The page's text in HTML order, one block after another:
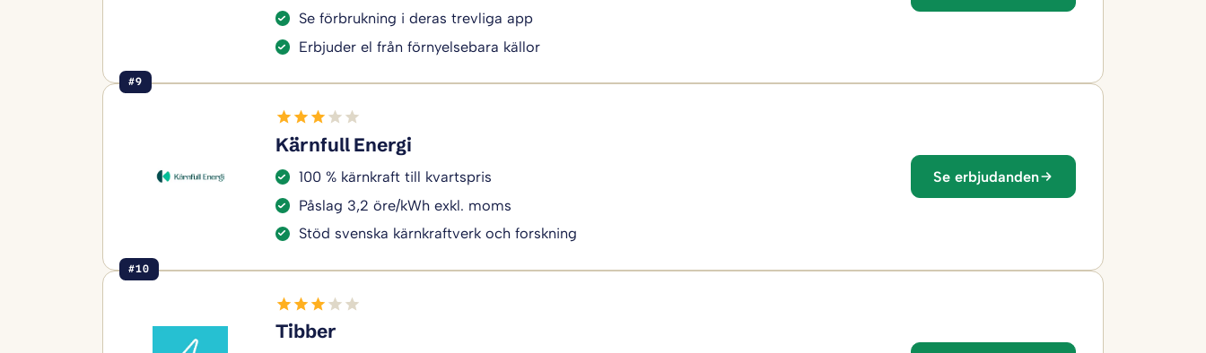
Se förbrukning i deras trevliga app
Erbjuder el från förnyelsebara källor
#9
Kärnfull Energi
100 % kärnkraft till kvartspris
Påslag 3,2 öre/kWh exkl. moms
Stöd svenska kärnkraftverk och forskning
Se erbjudanden
#10
Tibber